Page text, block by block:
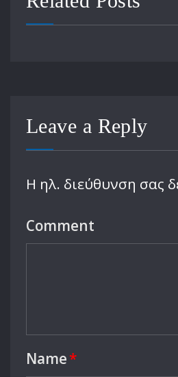
Leave a Reply
Η ηλ. διεύθυνση σας
Comment
Name*